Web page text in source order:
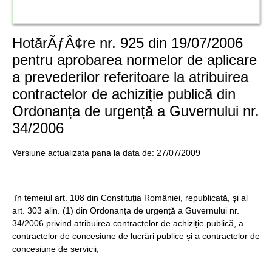
HotărÃƒÂ¢re nr. 925 din 19/07/2006
pentru aprobarea normelor de aplicare
a prevederilor referitoare la atribuirea
contractelor de achiziție publică din
Ordonanța de urgență a Guvernului nr.
34/2006
Versiune actualizata pana la data de: 27/07/2009
în temeiul art. 108 din Constituția României, republicată, și al
art. 303 alin. (1) din Ordonanța de urgență a Guvernului nr.
34/2006 privind atribuirea contractelor de achiziție publică, a
contractelor de concesiune de lucrări publice și a contractelor de
concesiune de servicii,